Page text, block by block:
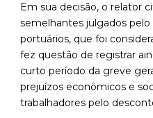
Em sua decisão, o relator
semelhantes julgados pelo
portuários, que foi
fez questão de registrar
curto período da greve
prejuízos econômicos e
trabalhadores pelo